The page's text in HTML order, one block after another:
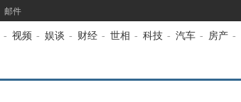
邮件
- 视频 - 娱谈 - 财经 - 世相 - 科技 - 汽车 - 房产 -